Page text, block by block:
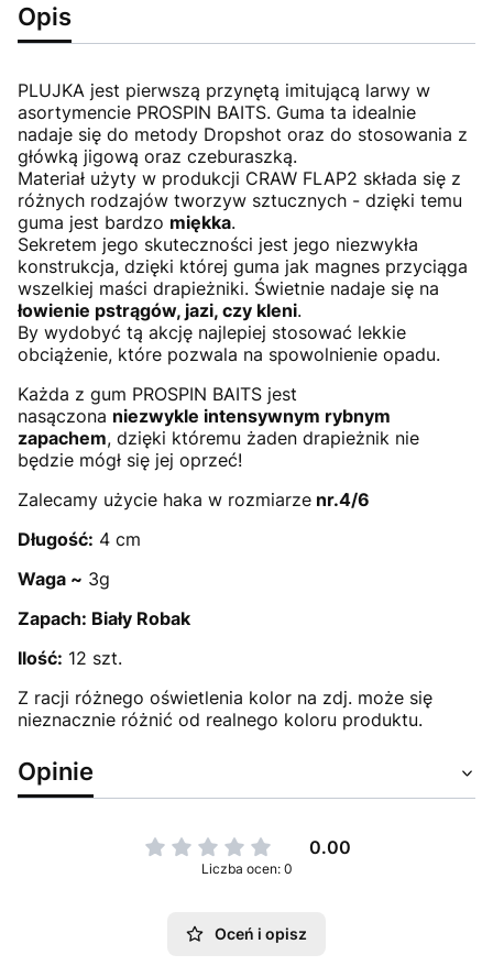
Opis
PLUJKA jest pierwszą przynętą imitującą larwy w
asortymencie PROSPIN BAITS. Guma ta idealnie
nadaje się do metody Dropshot oraz do stosowania z
główką jigową oraz czeburaszką.
Materiał użyty w produkcji CRAW FLAP2 składa się z
różnych rodzajów tworzyw sztucznych - dzięki temu
guma jest bardzo miękka.
Sekretem jego skuteczności jest jego niezwykła
konstrukcja, dzięki której guma jak magnes przyciąga
wszelkiej maści drapieżniki. Świetnie nadaje się na
łowienie pstrągów, jazi, czy kleni.
By wydobyć tą akcję najlepiej stosować lekkie
obciążenie, które pozwala na spowolnienie opadu.
Każda z gum PROSPIN BAITS jest
nasączona niezwykle intensywnym rybnym
zapachem, dzięki któremu żaden drapieżnik nie
będzie mógł się jej oprzeć!
Zalecamy użycie haka w rozmiarze nr.4/6
Długość: 4 cm
Waga ~ 3g
Zapach: Biały Robak
Ilość: 12 szt.
Z racji różnego oświetlenia kolor na zdj. może się
nieznacznie różnić od realnego koloru produktu.
Opinie
0.00
Liczba ocen: 0
Oceń i opisz